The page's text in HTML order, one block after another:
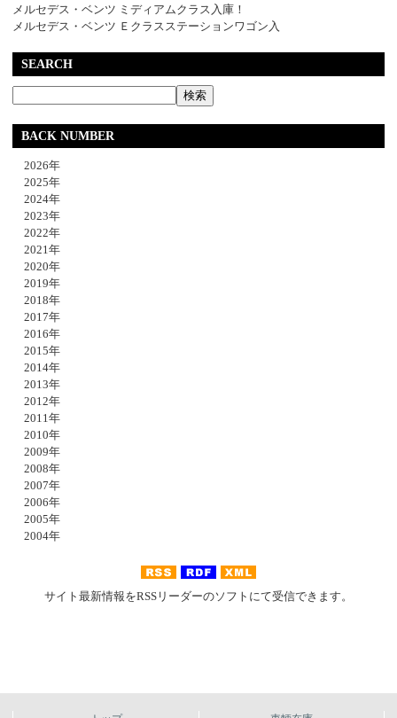
メルセデス・ベンツ ミディアムクラス入庫！
メルセデス・ベンツ Ｅクラスステーションワゴン入
SEARCH
BACK NUMBER
2026年
2025年
2024年
2023年
2022年
2021年
2020年
2019年
2018年
2017年
2016年
2015年
2014年
2013年
2012年
2011年
2010年
2009年
2008年
2007年
2006年
2005年
2004年
サイト最新情報をRSSリーダーのソフトにて受信できます。